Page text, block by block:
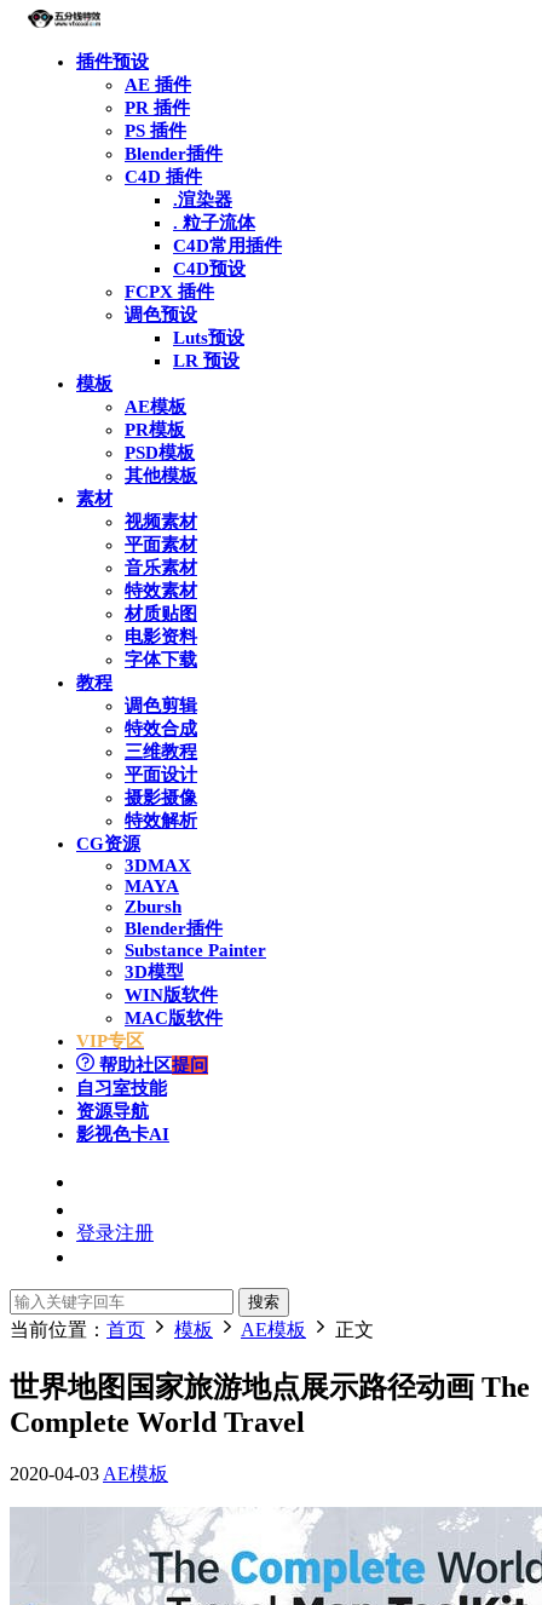
插件预设
AE 插件
PR 插件
PS 插件
Blender插件
C4D 插件
.渲染器
. 粒子流体
C4D常用插件
C4D预设
FCPX 插件
调色预设
Luts预设
LR 预设
模板
AE模板
PR模板
PSD模板
其他模板
素材
视频素材
平面素材
音乐素材
特效素材
材质贴图
电影资料
字体下载
教程
调色剪辑
特效合成
三维教程
平面设计
摄影摄像
特效解析
CG资源
3DMAX
MAYA
Zbursh
Blender插件
Substance Painter
3D模型
WIN版软件
MAC版软件
VIP专区
帮助社区提问
自习室技能
资源导航
影视色卡AI
登录注册
搜索
当前位置： 首页 模板 AE模板 正文
世界地图国家旅游地点展示路径动画 The
Complete World Travel
2020-04-03AE模板